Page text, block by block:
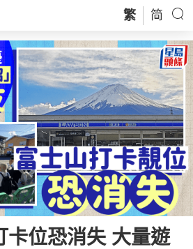
繁 简
卡位恐消失 大量遊